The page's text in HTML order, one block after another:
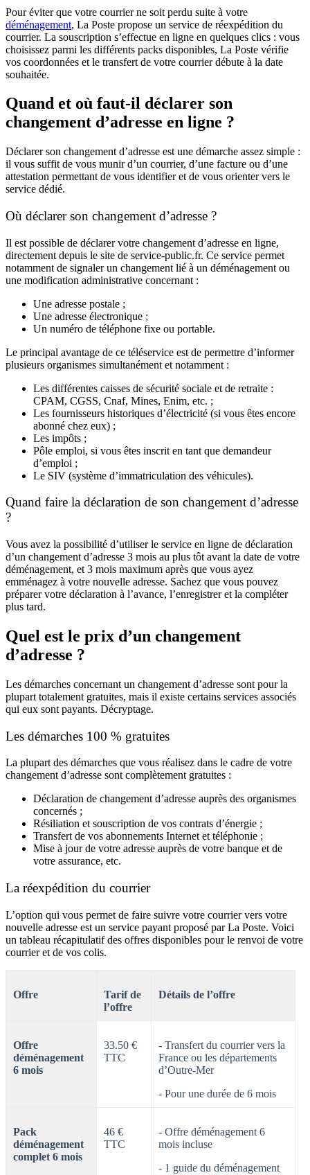
Pour éviter que votre courrier ne soit perdu suite à votre
déménagement, La Poste propose un service de réexpédition du
courrier. La souscription s’effectue en ligne en quelques clics : vous
choisissez parmi les différents packs disponibles, La Poste vérifie
vos coordonnées et le transfert de votre courrier débute à la date
souhaitée.
Quand et où faut-il déclarer son
changement d’adresse en ligne ?
Déclarer son changement d’adresse est une démarche assez simple :
il vous suffit de vous munir d’un courrier, d’une facture ou d’une
attestation permettant de vous identifier et de vous orienter vers le
service dédié.
Où déclarer son changement d’adresse ?
Il est possible de déclarer votre changement d’adresse en ligne,
directement depuis le site de service-public.fr. Ce service permet
notamment de signaler un changement lié à un déménagement ou
une modification administrative concernant :
Une adresse postale ;
Une adresse électronique ;
Un numéro de téléphone fixe ou portable.
Le principal avantage de ce téléservice est de permettre d’informer
plusieurs organismes simultanément et notamment :
Les différentes caisses de sécurité sociale et de retraite :
CPAM, CGSS, Cnaf, Mines, Enim, etc. ;
Les fournisseurs historiques d’électricité (si vous êtes encore
abonné chez eux) ;
Les impôts ;
Pôle emploi, si vous êtes inscrit en tant que demandeur
d’emploi ;
Le SIV (système d’immatriculation des véhicules).
Quand faire la déclaration de son changement d’adresse
?
Vous avez la possibilité d’utiliser le service en ligne de déclaration
d’un changement d’adresse 3 mois au plus tôt avant la date de votre
déménagement, et 3 mois maximum après que vous ayez
emménagez à votre nouvelle adresse. Sachez que vous pouvez
préparer votre déclaration à l’avance, l’enregistrer et la compléter
plus tard.
Quel est le prix d’un changement
d’adresse ?
Les démarches concernant un changement d’adresse sont pour la
plupart totalement gratuites, mais il existe certains services associés
qui eux sont payants. Décryptage.
Les démarches 100 % gratuites
La plupart des démarches que vous réalisez dans le cadre de votre
changement d’adresse sont complètement gratuites :
Déclaration de changement d’adresse auprès des organismes
concernés ;
Résiliation et souscription de vos contrats d’énergie ;
Transfert de vos abonnements Internet et téléphonie ;
Mise à jour de votre adresse auprès de votre banque et de
votre assurance, etc.
La réexpédition du courrier
L’option qui vous permet de faire suivre votre courrier vers votre
nouvelle adresse est un service payant proposé par La Poste. Voici
un tableau récapitulatif des offres disponibles pour le renvoi de votre
courrier et de vos colis.
Offre
Tarif de
l’offre
Détails de l’offre
Offre
déménagement
6 mois
33.50 €
TTC
- Transfert du courrier vers la
France ou les départements
d’Outre-Mer
- Pour une durée de 6 mois
Pack
déménagement
complet 6 mois
46 €
TTC
- Offre déménagement 6
mois incluse
- 1 guide du déménagement